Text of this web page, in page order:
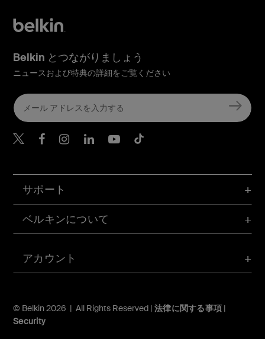
アカウント
サポート
ベルキンについて
© Belkin 2026 | All Rights Reserved | 法律に関する事項 |
Security
Belkin とつながりましょう
ニュースおよび特典の詳細をご覧ください
Belkin Twitter
Belkin Facebook
Belkin Instagram
Belkin LinkedIn
Belkin Youtube
Belkin TikTok